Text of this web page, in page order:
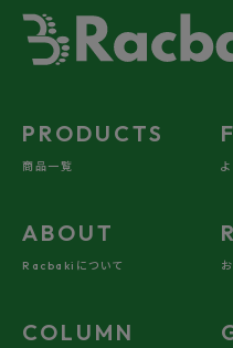
適正やサイズ選
矯正過程の流れは？み
PRODUCTS
商品一覧
ABOUT
Racbakiについて
COLUMN